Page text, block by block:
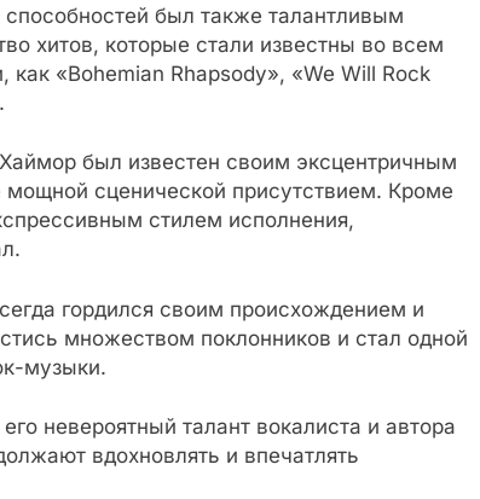
был также талантливым
хитов, которые стали известны во всем
«Bohemian Rhapsody», «We Will Rock
был известен своим эксцентричным
сценической присутствием. Кроме
стилем исполнения,
гордился своим происхождением и
множеством поклонников и стал одной
музыки.
невероятный талант вокалиста и автора
вдохновлять и впечатлять